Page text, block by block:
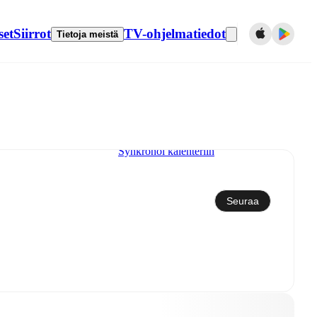
Siirrot Tietoja meistä TV-ohjelmatiedot
Synkronoi kalenteriin
Seuraa